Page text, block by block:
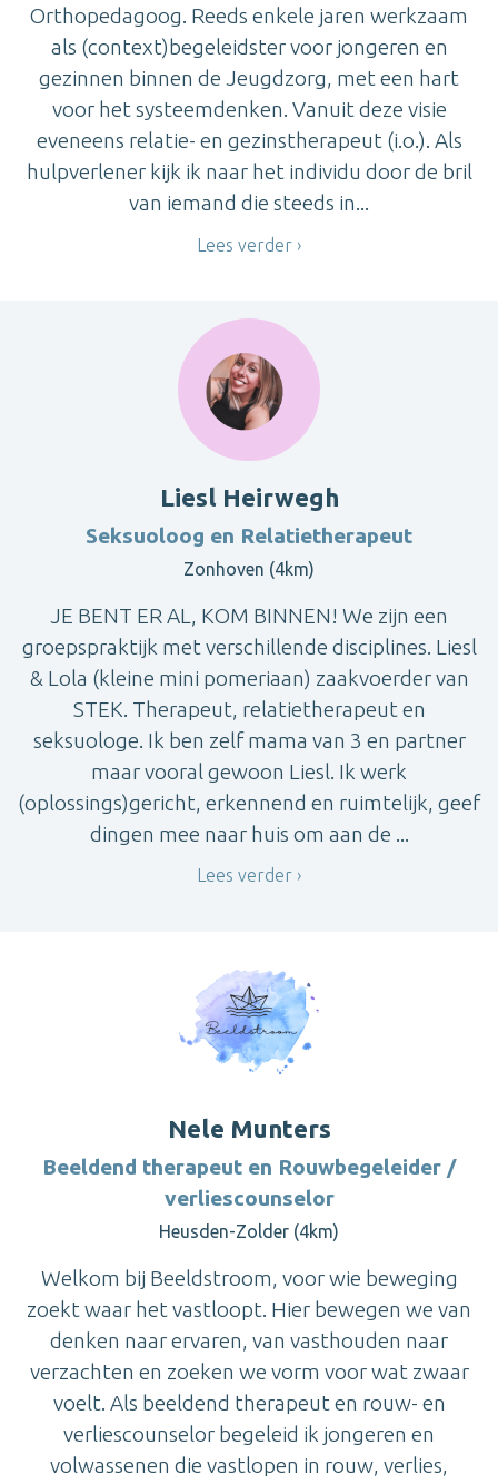
Orthopedagoog. Reeds enkele jaren werkzaam
als (context)begeleidster voor jongeren en
gezinnen binnen de Jeugdzorg, met een hart
voor het systeemdenken. Vanuit deze visie
eveneens relatie- en gezinstherapeut (i.o.). Als
hulpverlener kijk ik naar het individu door de bril
van iemand die steeds in...
Lees verder
Liesl Heirwegh
Seksuoloog en Relatietherapeut
Zonhoven (4km)
JE BENT ER AL, KOM BINNEN! We zijn een
groepspraktijk met verschillende disciplines. Liesl
& Lola (kleine mini pomeriaan) zaakvoerder van
STEK. Therapeut, relatietherapeut en
seksuologe. Ik ben zelf mama van 3 en partner
maar vooral gewoon Liesl. Ik werk
(oplossings)gericht, erkennend en ruimtelijk, geef
dingen mee naar huis om aan de ...
Lees verder
Nele Munters
Beeldend therapeut en Rouwbegeleider /
verliescounselor
Heusden-Zolder (4km)
Welkom bij Beeldstroom, voor wie beweging
zoekt waar het vastloopt. Hier bewegen we van
denken naar ervaren, van vasthouden naar
verzachten en zoeken we vorm voor wat zwaar
voelt. Als beeldend therapeut en rouw- en
verliescounselor begeleid ik jongeren en
volwassenen die vastlopen in rouw, verlies,